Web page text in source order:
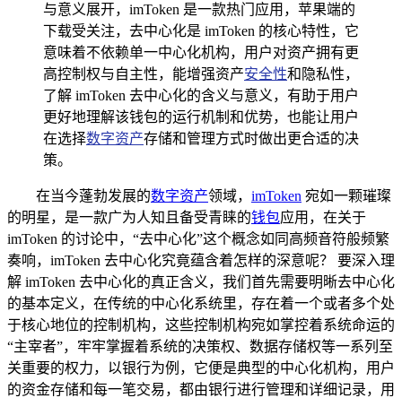
与意义展开，imToken 是一款热门应用，苹果端的
下载受关注，去中心化是 imToken 的核心特性，它
意味着不依赖单一中心化机构，用户对资产拥有更
高控制权与自主性，能增强资产安全性和隐私性，
了解 imToken 去中心化的含义与意义，有助于用户
更好地理解该钱包的运行机制和优势，也能让用户
在选择数字资产存储和管理方式时做出更合适的决
策。
在当今蓬勃发展的数字资产领域， imToken 宛如一颗璀璨
的明星，是一款广为人知且备受青睐的钱包应用，在关于
imToken 的讨论中，“去中心化”这个概念如同高频音符般频繁
奏响，imToken 去中心化究竟蕴含着怎样的深意呢？ 要深入理
解 imToken 去中心化的真正含义，我们首先需要明晰去中心化
的基本定义，在传统的中心化系统里，存在着一个或者多个处
于核心地位的控制机构，这些控制机构宛如掌控着系统命运的
“主宰者”，牢牢掌握着系统的决策权、数据存储权等一系列至
关重要的权力，以银行为例，它便是典型的中心化机构，用户
的资金存储和每一笔交易，都由银行进行管理和详细记录，用